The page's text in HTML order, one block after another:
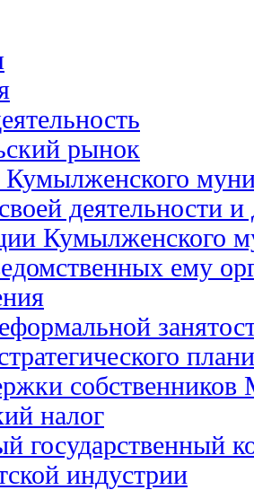
рынок
Кумылженского
деятельности
Кумылженского
ему
налог
государственный
индустрии